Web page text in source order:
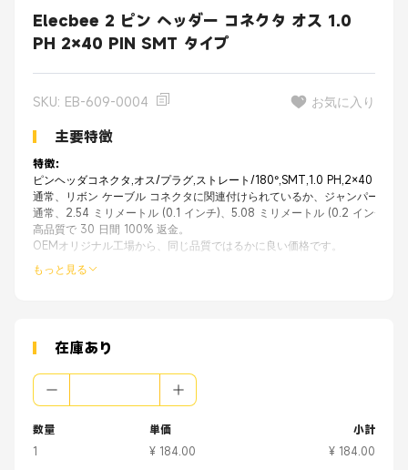
Elecbee 2 ピン ヘッダー コネクタ オス 1.0
PH 2×40 PIN SMT タイプ
SKU: EB-609-0004 お気に入り
主要特徴
特徴：
ピンヘッダコネクタ,オス/プラグ,ストレート/180°,SMT,1.0 PH,2×40
通常、リボン ケーブル コネクタに関連付けられているか、ジャンパーの受
通常、2.54 ミリメートル (0.1 インチ)、5.08 ミリメートル (0.2 インチ)
高品質で 30 日間 100% 返金。
OEMオリジナル工場から、同じ品質ではるかに良い価格です。
もっと見る
在庫あり
数量
1
単価
¥ 184.00
小計
¥ 184.00